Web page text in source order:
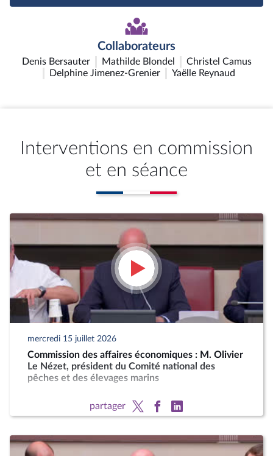
Collaborateurs
Denis Bersauter Mathilde Blondel
Christel Camus
Delphine Jimenez-Grenier
Yaëlle Reynaud
Interventions en commission
et en séance
mercredi 15 juillet 2026
Commission des affaires économiques : M. Olivier
Le Nézet, président du Comité national des
pêches et des élevages marins
partager